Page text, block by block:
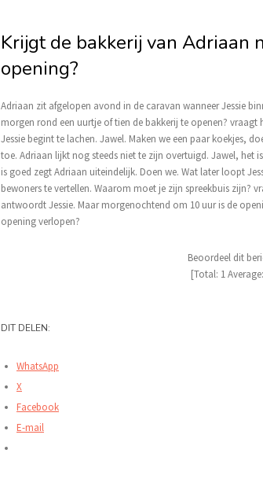
Krijgt de bakkerij van Adriaan
opening?
Adriaan zit afgelopen avond in de caravan wanneer Jessie
morgen rond een uurtje of tien de bakkerij te openen?
Jessie begint te lachen. Jawel. Maken we een paar koekjes,
toe. Adriaan lijkt nog steeds niet te zijn overtuigd. Jawel, het
is goed zegt Adriaan uiteindelijk. Doen we. Wat later loopt
bewoners te vertellen. Waarom moet je zijn spreekbuis zijn?
antwoordt Jessie. Maar morgenochtend om 10 uur is de
opening verlopen?
Beoordeel dit
[Total: 1Average:
DIT DELEN:
WhatsApp
X
Facebook
E-mail